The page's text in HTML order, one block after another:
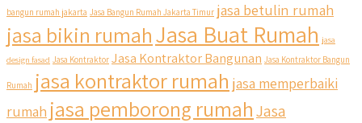
bangun rumah jakarta Jasa Bangun Rumah Jakarta Timur jasa betulin rumah
jasa bikin rumahJasa Buat Rumah jasa
design fasad Jasa Kontraktor Jasa Kontraktor Bangunan Jasa Kontraktor Bangun
Rumah jasa kontraktor rumah jasa memperbaiki
rumah jasa pemborong rumahJasa